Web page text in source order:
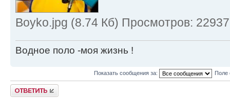
Boyko.jpg (8.74 Кб) Просмотров: 22937
Водное поло -моя жизнь !
Показать сообщения за: Поле
Ответить